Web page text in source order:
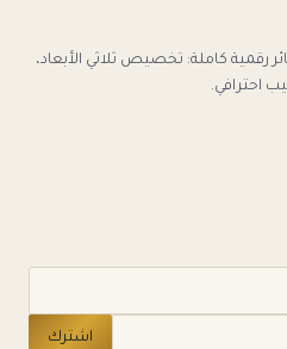
رقمية كاملة: تخصيص ثلاثي الأبعاد،
احترافي.
اشترك